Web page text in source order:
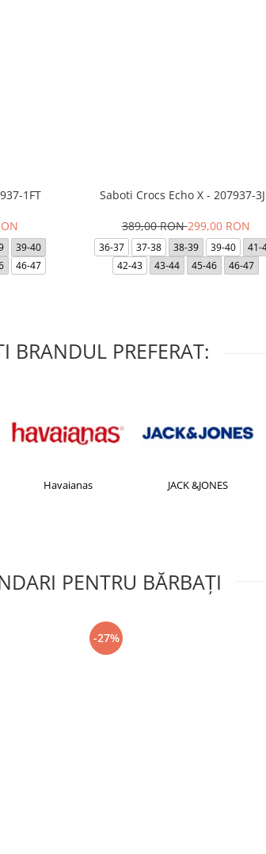
1FT
39-40
46-47
Saboti Crocs Echo X - 207937-
389,00 RON299,00 RON
36-37 37-38 38-39 39-40
41-
42-43
43-44 45-46 46-47
BRANDUL PREFERAT:
Havaianas JACK &JONES
PENTRU BĂRBAŢI
-27%